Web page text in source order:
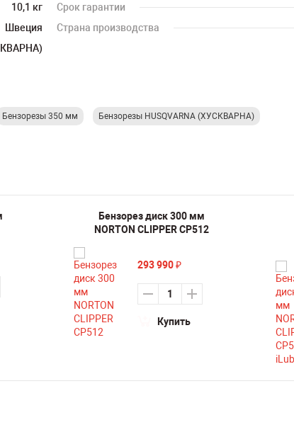
10,1 кг Срок гарантии
Швеция Страна производства
Бензорезы 350 мм Бензорезы HUSQVARNA (ХУСКВАРНА)
Бензорез диск 300 мм
NORTON CLIPPER CP512
293 990 ₽
Купить